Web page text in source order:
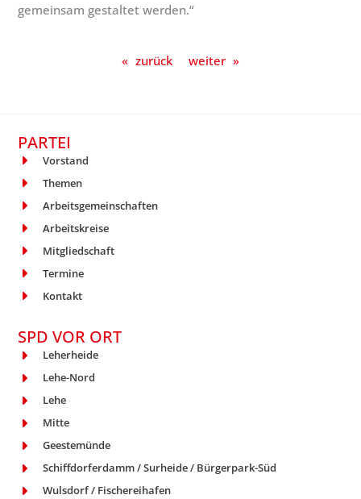
gemeinsam gestaltet werden.“
« zurück weiter »
PARTEI
Vorstand
Themen
Arbeitsgemeinschaften
Arbeitskreise
Mitgliedschaft
Termine
Kontakt
SPD VOR ORT
Leherheide
Lehe-Nord
Lehe
Mitte
Geestemünde
Schiffdorferdamm / Surheide / Bürgerpark-Süd
Wulsdorf / Fischereihafen